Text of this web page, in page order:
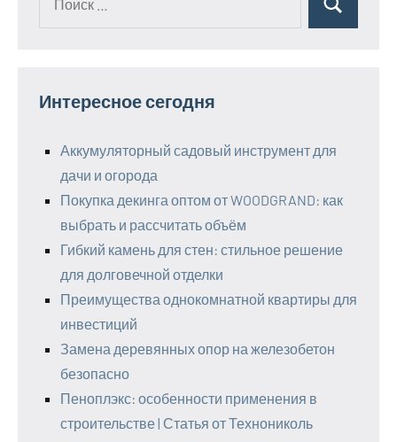
Поиск
Интересное сегодня
Аккумуляторный садовый инструмент для
дачи и огорода
Покупка декинга оптом от WOODGRAND: как
выбрать и рассчитать объём
Гибкий камень для стен: стильное решение
для долговечной отделки
Преимущества однокомнатной квартиры для
инвестиций
Замена деревянных опор на железобетон
безопасно
Пеноплэкс: особенности применения в
строительстве | Статья от Технониколь